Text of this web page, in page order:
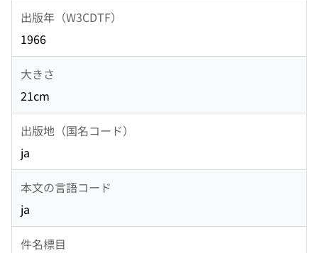
出版年（W3CDTF）
1966
大きさ
21cm
出版地（国名コード）
ja
本文の言語コード
ja
件名標目